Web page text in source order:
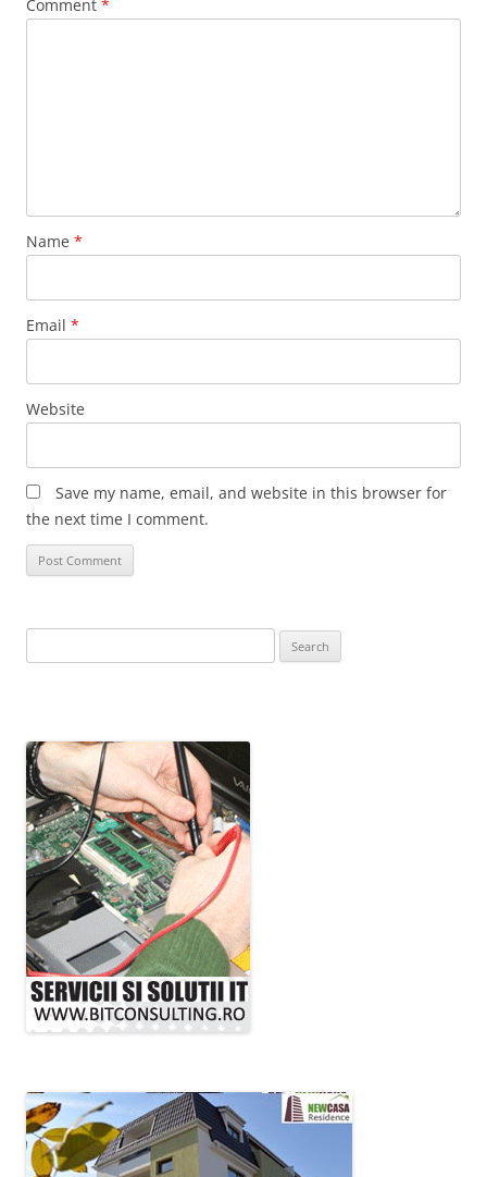
Comment *
Name *
Email *
Website
Save my name, email, and website in this browser for
the next time I comment.
for: